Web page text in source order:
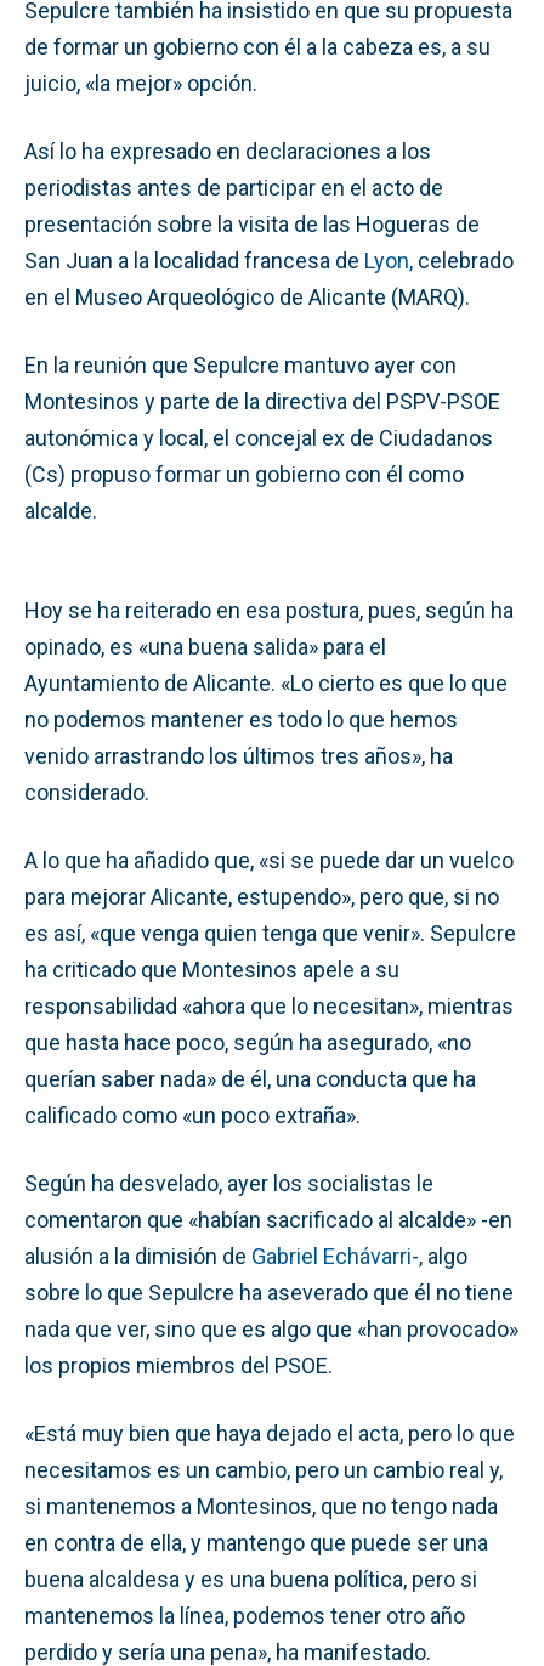
Sepulcre también ha insistido en que su propuesta
de formar un gobierno con él a la cabeza es, a su
juicio, «la mejor» opción.
Así lo ha expresado en declaraciones a los
periodistas antes de participar en el acto de
presentación sobre la visita de las Hogueras de
San Juan a la localidad francesa de Lyon, celebrado
en el Museo Arqueológico de Alicante (MARQ).
En la reunión que Sepulcre mantuvo ayer con
Montesinos y parte de la directiva del PSPV-PSOE
autonómica y local, el concejal ex de Ciudadanos
(Cs) propuso formar un gobierno con él como
alcalde.
Hoy se ha reiterado en esa postura, pues, según ha
opinado, es «una buena salida» para el
Ayuntamiento de Alicante. «Lo cierto es que lo que
no podemos mantener es todo lo que hemos
venido arrastrando los últimos tres años», ha
considerado.
A lo que ha añadido que, «si se puede dar un vuelco
para mejorar Alicante, estupendo», pero que, si no
es así, «que venga quien tenga que venir». Sepulcre
ha criticado que Montesinos apele a su
responsabilidad «ahora que lo necesitan», mientras
que hasta hace poco, según ha asegurado, «no
querían saber nada» de él, una conducta que ha
calificado como «un poco extraña».
Según ha desvelado, ayer los socialistas le
comentaron que «habían sacrificado al alcalde» -en
alusión a la dimisión de Gabriel Echávarri-, algo
sobre lo que Sepulcre ha aseverado que él no tiene
nada que ver, sino que es algo que «han provocado»
los propios miembros del PSOE.
«Está muy bien que haya dejado el acta, pero lo que
necesitamos es un cambio, pero un cambio real y,
si mantenemos a Montesinos, que no tengo nada
en contra de ella, y mantengo que puede ser una
buena alcaldesa y es una buena política, pero si
mantenemos la línea, podemos tener otro año
perdido y sería una pena», ha manifestado.